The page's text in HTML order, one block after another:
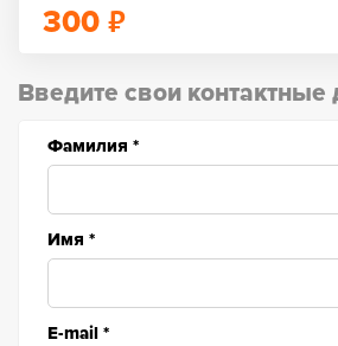
300 ₽
Введите свои
Фамилия *
Имя *
E-mail *